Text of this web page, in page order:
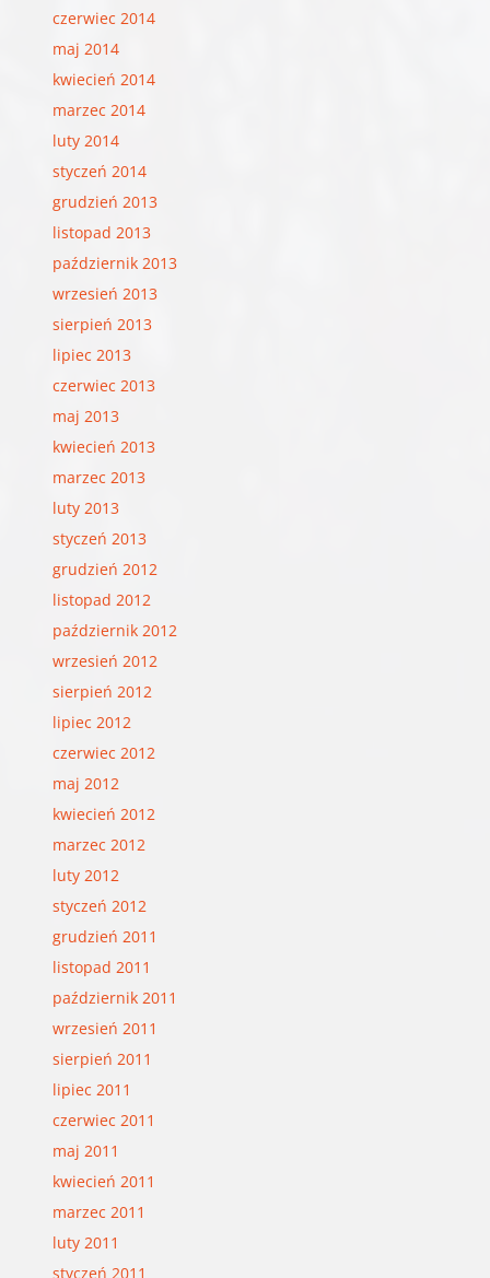
czerwiec 2014
maj 2014
kwiecień 2014
marzec 2014
luty 2014
styczeń 2014
grudzień 2013
listopad 2013
październik 2013
wrzesień 2013
sierpień 2013
lipiec 2013
czerwiec 2013
maj 2013
kwiecień 2013
marzec 2013
luty 2013
styczeń 2013
grudzień 2012
listopad 2012
październik 2012
wrzesień 2012
sierpień 2012
lipiec 2012
czerwiec 2012
maj 2012
kwiecień 2012
marzec 2012
luty 2012
styczeń 2012
grudzień 2011
listopad 2011
październik 2011
wrzesień 2011
sierpień 2011
lipiec 2011
czerwiec 2011
maj 2011
kwiecień 2011
marzec 2011
luty 2011
styczeń 2011